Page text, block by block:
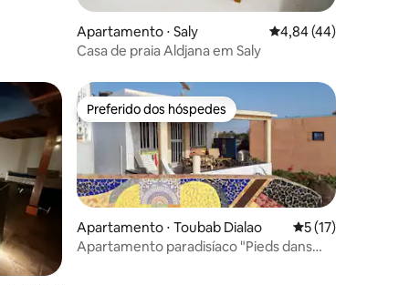
Apartamento ⋅ Saly 4,84 de uma
4,84 (44)
Casa de praia Aldjana em Saly
Preferido dos hóspedes
Preferido dos hóspedes
Apartamento ⋅ Toubab Dialao 5 de uma
5 (17)
Apartamento paradisíaco "Pieds dans